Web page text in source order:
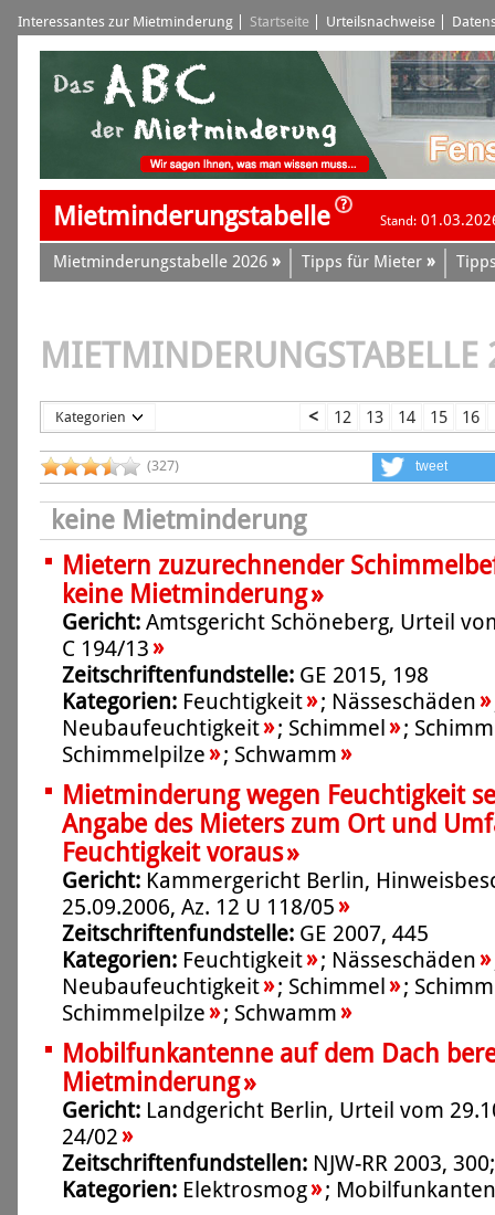
Interessantes zur Mietminderung Startseite Urteilsnachweise
Mietminderungstabelle Stand:
Mietminderungstabelle 2026 » Tipps für Mieter »
MIETMINDERUNGSTABELLE
Kategorien < 12 13 14 15 16
(327) tweet
keine Mietminderung
Mietern zuzurechnender
keine Mietminderung»
Gericht: Amtsgericht Schöneberg, Urteil
C 194/13»
Zeitschriftenfundstelle: GE 2015, 198
Kategorien: Feuchtigkeit»; Nässeschäden»
Neubaufeuchtigkeit»; Schimmel »;
Schimmelpilze»; Schwamm»
Mietminderung wegen Feuchtigkeit
Angabe des Mieters zum Ort und
Feuchtigkeit voraus»
Gericht: Kammergericht Berlin,
25.09.2006, Az. 12 U 118/05»
Zeitschriftenfundstelle: GE 2007, 445
Kategorien: Feuchtigkeit»; Nässeschäden»
Neubaufeuchtigkeit»; Schimmel »;
Schimmelpilze»; Schwamm»
Mobilfunkantenne auf dem Dach
Mietminderung»
Gericht: Landgericht Berlin, Urteil vom
24/02»
Zeitschriftenfundstellen: NJW-RR 2003,
Kategorien: Elektrosmog»;